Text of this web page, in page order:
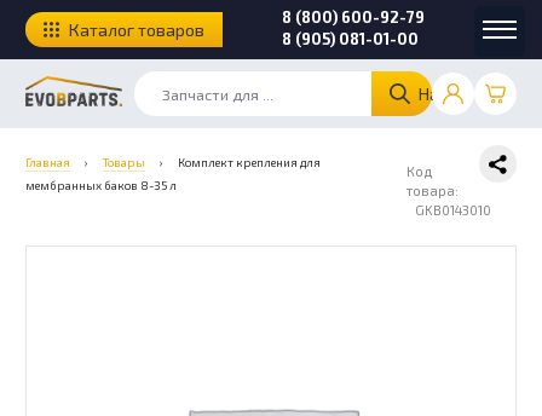
Найти
8 (800) 600-92-79
8 (905) 081-01-00
Каталог товаров
Главная › Товары ›
Комплект крепления для
мембранных баков 8-35 л
Код
товара:
GKB0143010